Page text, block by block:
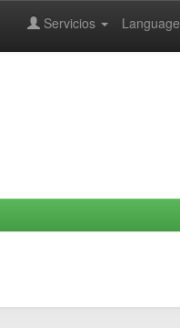
Language
Servicios